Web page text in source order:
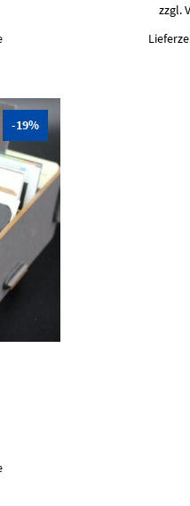
zzgl.
-19%